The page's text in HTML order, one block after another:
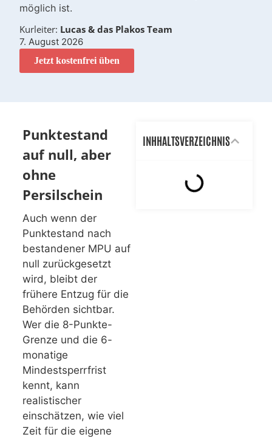
möglich ist.
Kurleiter: Lucas & das Plakos Team
7. August 2026
Jetzt kostenfrei üben
Punktestand
auf null, aber
ohne
Persilschein
Auch wenn der
Punktestand nach
bestandener MPU auf
null zurückgesetzt
wird, bleibt der
frühere Entzug für die
Behörden sichtbar.
Wer die 8-Punkte-
Grenze und die 6-
monatige
Mindestsperrfrist
kennt, kann
realistischer
einschätzen, wie viel
Zeit für die eigene
INHHALTSVERZEICHNIS